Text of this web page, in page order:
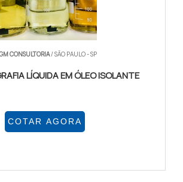
CONSULTORIA/ SÃO PAULO - SP
LÍQUIDA EM ÓLEO ISOLANTE
COTAR AGORA